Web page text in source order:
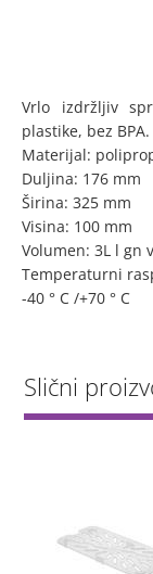
Vrlo izdržljiv
plastike, bez BPA.
Materijal:
Duljina: 176 mm
Širina: 325 mm
Visina: 100 mm
Volumen: 3L l gn
Temperaturni
-40 ° C /+70 ° C
Slični